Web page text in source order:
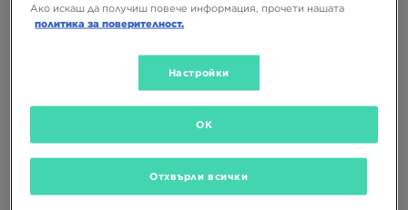
СУПЕР ОФЕРТА СУПЕР ОФЕРТА
Ако искаш да получиш повече информация, прочети нашата
политика за поверителност.
Настройки
Отхвърли всички
OK